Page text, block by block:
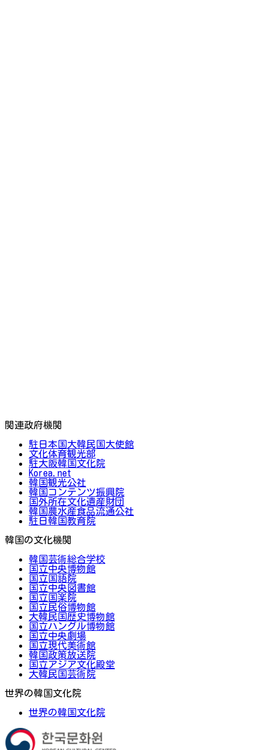
関連政府機関
駐日本国大韓民国大使館
文化体育観光部
駐大阪韓国文化院
Korea.net
韓国観光公社
韓国コンテンツ振興院
国外所在文化遺産財団
韓国農水産食品流通公社
駐日韓国教育院
韓国の文化機関
韓国芸術総合学校
国立中央博物館
国立国語院
国立中央図書館
国立国楽院
国立民俗博物館
大韓民国歴史博物館
国立ハングル博物館
国立中央劇場
国立現代美術館
韓国政策放送院
国立アジア文化殿堂
大韓民国芸術院
世界の韓国文化院
世界の韓国文化院